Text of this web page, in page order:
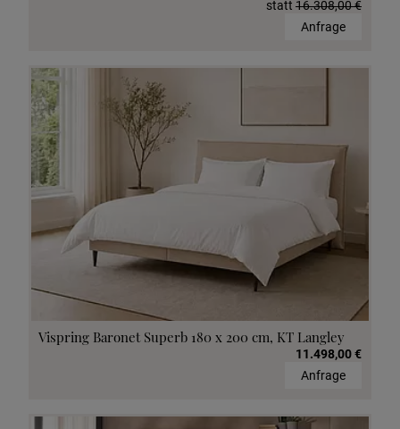
statt 16.308,00 €
Anfrage
Vispring Baronet Superb 180 x 200 cm, KT Langley
11.498,00 €
Anfrage